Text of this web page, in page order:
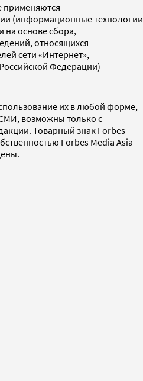
применяются
(информационные технологии
основе сбора,
относящихся
сети «Интернет»,
Федерации)
их в любой форме,
возможны только с
Товарный знак Forbes
Forbes Media Asia